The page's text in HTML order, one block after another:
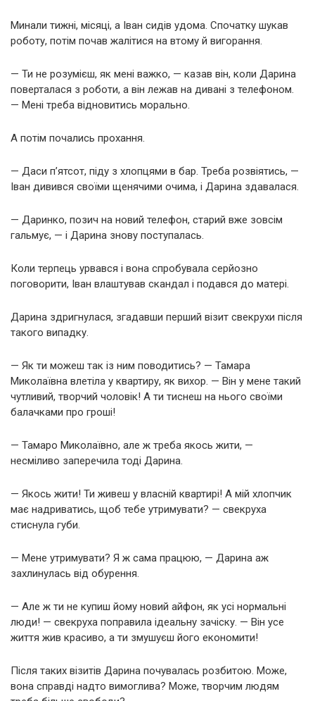
Минали тижні, місяці, а Іван сидів удома. Спочатку шукав
роботу, потім почав жалітися на втому й вигорання.
— Ти не розумієш, як мені важко, — казав він, коли Дарина
поверталася з роботи, а він лежав на дивані з телефоном.
— Мені треба відновитись морально.
А потім почались прохання.
— Даси п’ятсот, піду з хлопцями в бар. Треба розвіятись, —
Іван дивився своїми щенячими очима, і Дарина здавалася.
— Даринко, позич на новий телефон, старий вже зовсім
гальмує, — і Дарина знову поступалась.
Коли терпець урвався і вона спробувала серйозно
поговорити, Іван влаштував скандал і подався до матері.
Дарина здригнулася, згадавши перший візит свекрухи після
такого випадку.
— Як ти можеш так із ним поводитись? — Тамара
Миколаївна влетіла у квартиру, як вихор. — Він у мене такий
чутливий, творчий чоловік! А ти тиснеш на нього своїми
балачками про гроші!
— Тамаро Миколаївно, але ж треба якось жити, —
несміливо заперечила тоді Дарина.
— Якось жити! Ти живеш у власній квартирі! А мій хлопчик
має надриватись, щоб тебе утримувати? — свекруха
стиснула губи.
— Мене утримувати? Я ж сама працюю, — Дарина аж
захлинулась від обурення.
— Але ж ти не купиш йому новий айфон, як усі нормальні
люди! — свекруха поправила ідеальну зачіску. — Він усе
життя жив красиво, а ти змушуєш його економити!
Після таких візитів Дарина почувалась розбитою. Може,
вона справді надто вимоглива? Може, творчим людям